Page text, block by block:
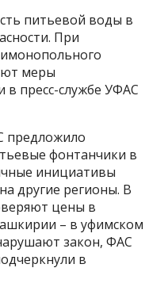
питьевой воды в
При
меры
в пресс-службе УФАС
предложило
фонтанчики в
инициативы
другие регионы. В
цены в
– в уфимском
закон, ФАС
в